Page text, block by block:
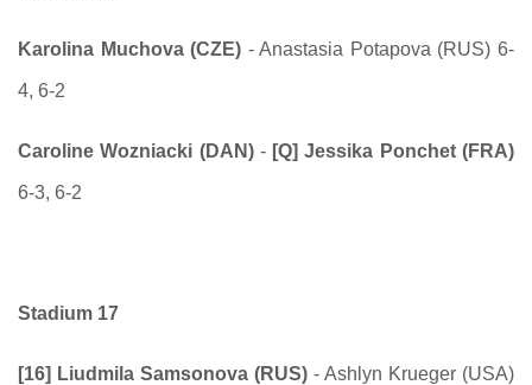
Karolina Muchova (CZE) - Anastasia Potapova (RUS) 6-
4, 6-2
Caroline Wozniacki (DAN)- [Q] Jessika Ponchet (FRA)
6-3, 6-2
Stadium 17
[16] Liudmila Samsonova (RUS) - Ashlyn Krueger (USA)